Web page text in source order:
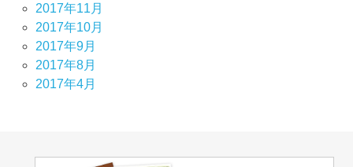
2017年11月
2017年10月
2017年9月
2017年8月
2017年4月